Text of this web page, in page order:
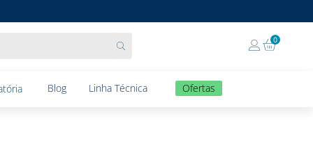
0
Blog Linha Técnica Ofertas